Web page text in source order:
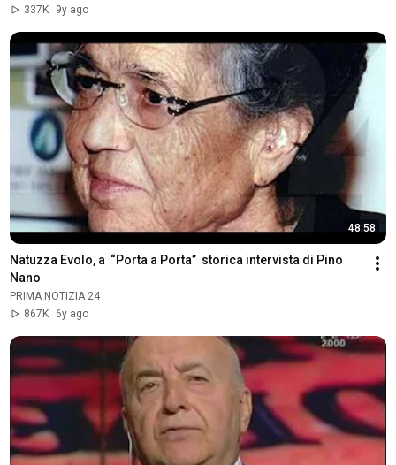
337K
9y ago
48:58
Natuzza Evolo, a  “Porta a Porta”  storica intervista di Pino
Nano
PRIMA NOTIZIA 24
867K
6y ago